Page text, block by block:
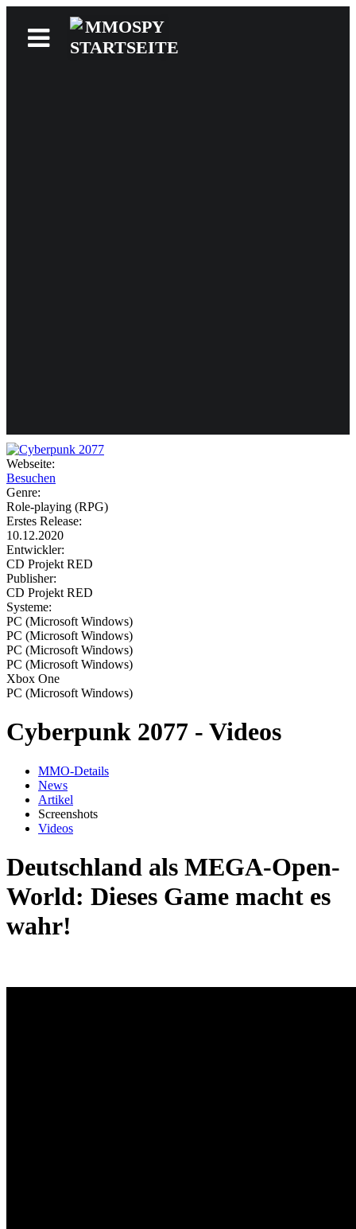
Webseite:
Besuchen
Genre:
Role-playing (RPG)
Erstes Release:
10.12.2020
Entwickler:
CD Projekt RED
Publisher:
CD Projekt RED
Systeme:
PC (Microsoft Windows)
PC (Microsoft Windows)
PC (Microsoft Windows)
PC (Microsoft Windows)
Xbox One
PC (Microsoft Windows)
Cyberpunk 2077 - Videos
MMO-Details
News
Artikel
Screenshots
Videos
Deutschland als MEGA-Open-
World: Dieses Game macht es
wahr!